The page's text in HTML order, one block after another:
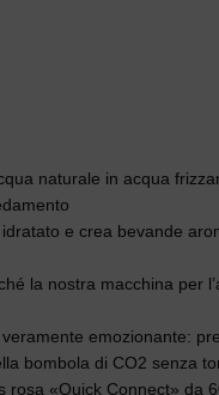
naturale in acqua
e crea bevande
la nostra macchina
emozionante:
bombola di CO2 senza
«Quick Connect»